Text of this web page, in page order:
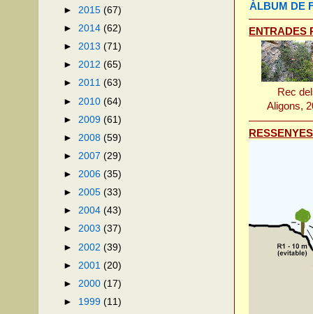
ÀLBUM DE
ENTRADES
Rec
Aligons,
RESSENYES
► 2015 (67)
► 2014 (62)
► 2013 (71)
► 2012 (65)
► 2011 (63)
► 2010 (64)
► 2009 (61)
► 2008 (59)
► 2007 (29)
► 2006 (35)
► 2005 (33)
► 2004 (43)
► 2003 (37)
► 2002 (39)
► 2001 (20)
► 2000 (17)
► 1999 (11)